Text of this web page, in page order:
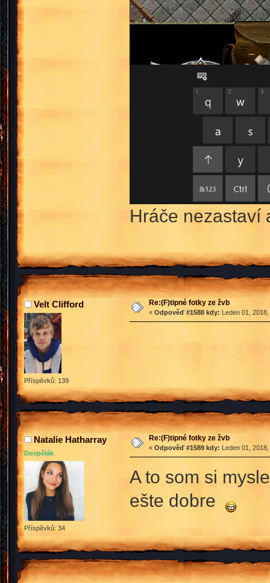
Hráče nezastaví
Velt Clifford
Příspěvků: 139
Re:(F)tipné fotky ze žvb
« Odpověď #1588 kdy: Leden 01,
Natalie Hatharray
Dospělák
Příspěvků: 34
Re:(F)tipné fotky ze žvb
« Odpověď #1589 kdy: Leden 01,
A to som si
ešte dobre